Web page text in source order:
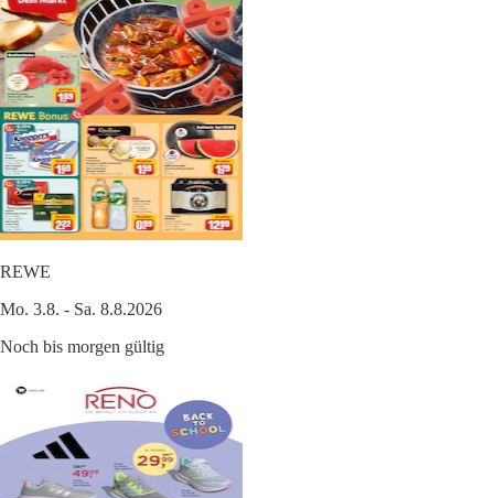
REWE
Mo. 3.8. - Sa. 8.8.2026
Noch bis morgen gültig